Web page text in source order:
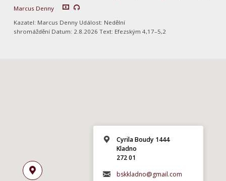
Marcus Denny
Kazatel: Marcus Denny Událost: Nedělní
shromáždění Datum: 2.8.2026 Text: Efezským 4,17–5,2
Cyrila Boudy 1444
Kladno
272 01
bskkladno@gmail.com